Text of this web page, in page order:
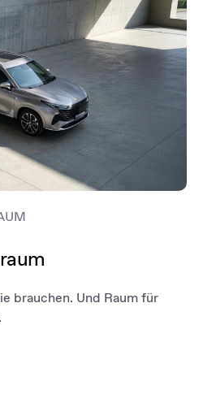
brauchen. Und Raum für